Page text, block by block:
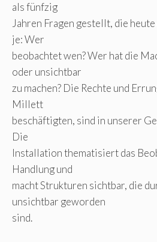
als fünfzig
Jahren Fragen gestellt, die
je: Wer
beobachtet wen? Wer hat die
oder unsichtbar
zu machen? Die Rechte und
Millett
beschäftigten, sind in unserer
Die
Installation thematisiert das
Handlung und
macht Strukturen sichtbar, die
unsichtbar geworden
sind.